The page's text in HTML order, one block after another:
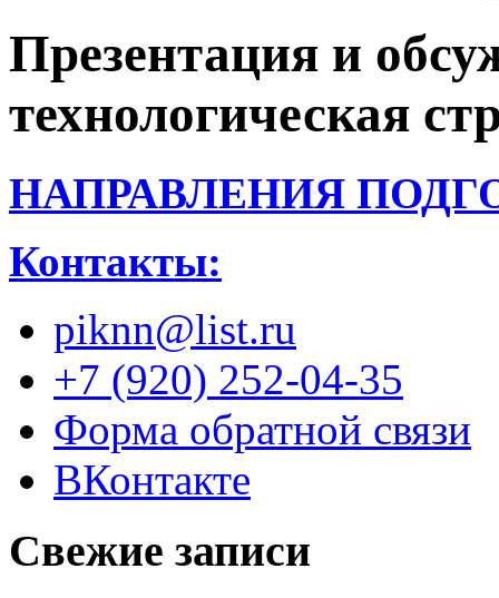
Презентация и
технологическая
НАПРАВЛЕНИЯ
Контакты:
piknn@list.ru
+7 (920) 252-04-35
Форма обратной связи
ВКонтакте
Свежие записи